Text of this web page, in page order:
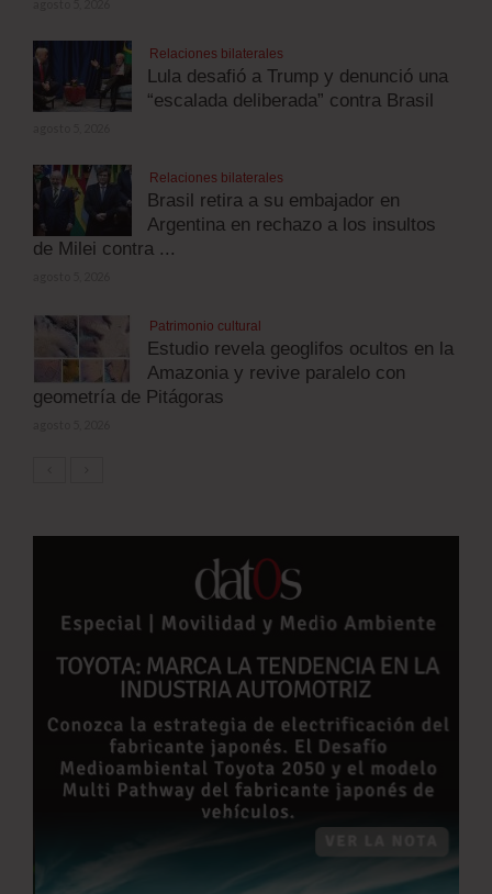
Relaciones bilaterales
Lula desafió a Trump y denunció una
“escalada deliberada” contra Brasil
Relaciones bilaterales
Brasil retira a su embajador en
Argentina en rechazo a los insultos
de Milei contra ...
Patrimonio cultural
Estudio revela geoglifos ocultos en la
Amazonia y revive paralelo con
geometría de Pitágoras